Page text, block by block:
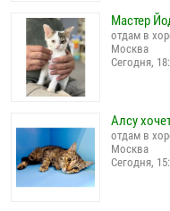
Мастер
отдам в
Москва
Сегодня,
Алсу
отдам в
Москва
Сегодня,